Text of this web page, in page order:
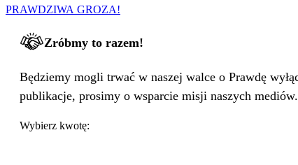
PRAWDZIWA GROZA!
Zróbmy to razem!
Będziemy mogli trwać w naszej walce o Prawdę
publikacje, prosimy o wsparcie misji naszych mediów.
Wybierz kwotę: